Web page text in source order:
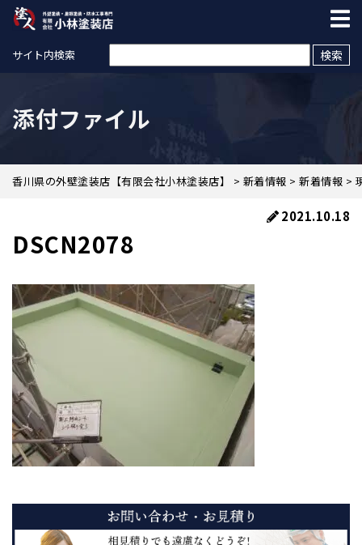
サイト内検索
添付ファイル
香川県の外壁塗装店【有限会社小林塗装店】 > 新着情報 > 新着情報 >
2021.10.18
DSCN2078